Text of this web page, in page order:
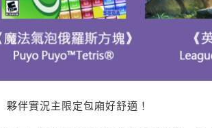
伴實況主限定包廂好舒適！